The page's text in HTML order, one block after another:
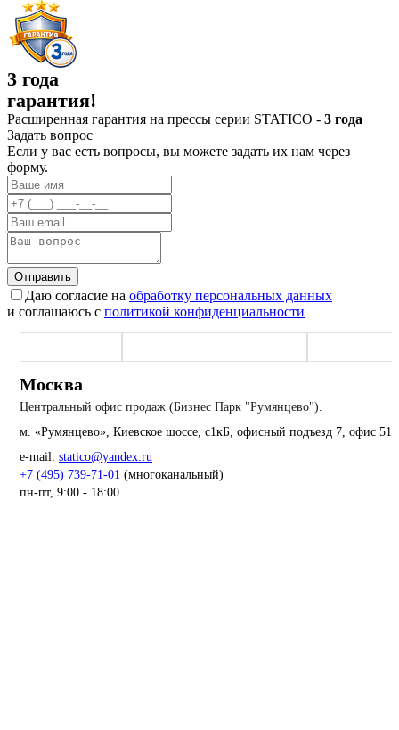
3 года
гарантия!
Расширенная гарантия на прессы серии STATICO - 3 года
Задать вопрос
Если у вас есть вопросы, вы можете задать их нам через
форму.
Отправить
Даю согласие на обработку персональных данных
и соглашаюсь с политикой конфиденциальности
Москва
Центральный офис продаж (Бизнес Парк "Румянцево").
м. «Румянцево», Киевское шоссе, с1кБ, офисный подъезд 7, офис
e-mail: statico@yandex.ru
+7 (495) 739-71-01 (многоканальный)
пн-пт, 9:00 - 18:00